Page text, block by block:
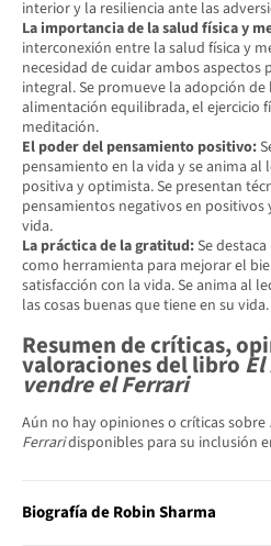
interior y la resiliencia ante las
La importancia de la salud física y
interconexión entre la salud física y
necesidad de cuidar ambos aspectos
integral. Se promueve la adopción
alimentación equilibrada, el ejercicio
meditación.
El poder del pensamiento positivo:
pensamiento en la vida y se anima
positiva y optimista. Se presentan
pensamientos negativos en
vida.
La práctica de la gratitud:Se
como herramienta para mejorar el
satisfacción con la vida. Se anima al
las cosas buenas que tiene en su vida.
Resumen de críticas,
valoraciones del libro
vendre el Ferrari
Aún no hay opiniones o críticas sobre
Ferraridisponibles para su inclusión
Biografía de Robin Sharma